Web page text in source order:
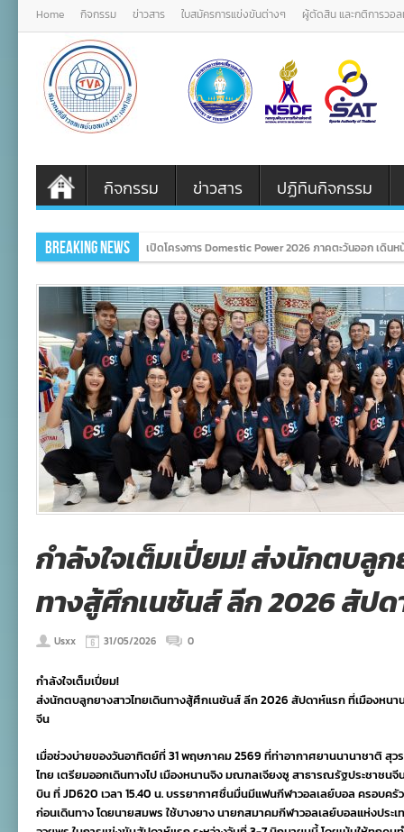
Home กิจกรรม ข่าวสาร ใบสมัครการแข่งขันต่างๆ ผู้ตัดสิน และกติการวอ
กิจกรรม ข่าวสาร ปฏิทินกิจกรรม
Breaking News เปิดโครงการ Domestic Power 2026 ภาคตะวันออก เดิ
กำลังใจเต็มเปี่ยม! ส่งนักตบลูก
ทางสู้ศึกเนชันส์ ลีก 2026 สัป
Usxx 31/05/2026 0
กำลังใจเต็มเปี่ยม!
ส่งนักตบลูกยางสาวไทยเดินทางสู้ศึกเนชันส์ ลีก 2026 สัปดาห์แรก ที่เมืองหน
จีน
เมื่อช่วงบ่ายของวันอาทิตย์ที่ 31 พฤษภาคม 2569 ที่ท่าอากาศยานนานาชาติ
ไทย เตรียมออกเดินทางไป เมืองหนานจิง มณฑลเจียงซู สาธารณรัฐประชาชน
บิน ที่ JD620 เวลา 15.40 น. บรรยากาศชื่นมื่นมีแฟนกีฬาวอลเลย์บอล ครอบครั
ก่อนเดินทาง โดยนายสมพร ใช้บางยาง นายกสมาคมกีฬาวอลเลย์บอลแห่งประเ